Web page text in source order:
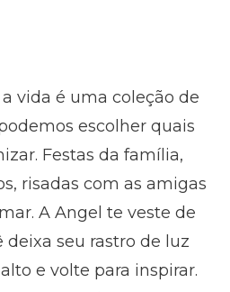
vida é uma coleção de
escolher quais
Festas da família,
risadas com as amigas
A Angel te veste de
deixa seu rastro de luz
e volte para inspirar.